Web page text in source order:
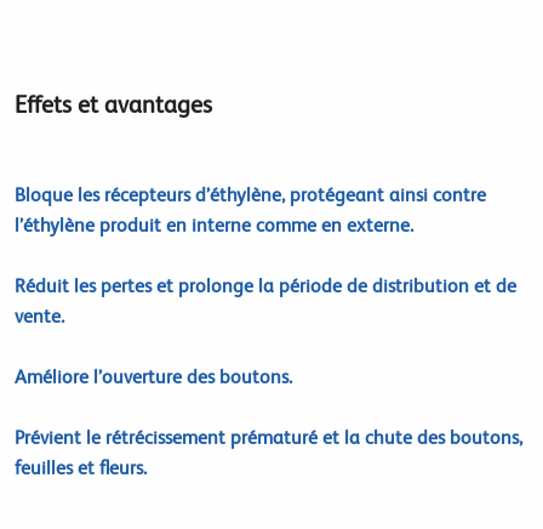
Effets et avantages
Bloque les récepteurs d’éthylène, protégeant ainsi contre
l’éthylène produit en interne comme en externe.
Réduit les pertes et prolonge la période de distribution et de
vente.
Améliore l’ouverture des boutons.
Prévient le rétrécissement prématuré et la chute des boutons,
feuilles et fleurs.